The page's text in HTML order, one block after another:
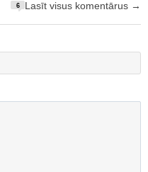
6 Lasīt visus komentārus →